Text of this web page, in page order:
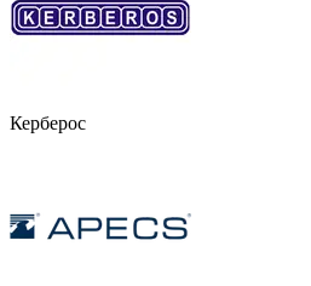
Керберос